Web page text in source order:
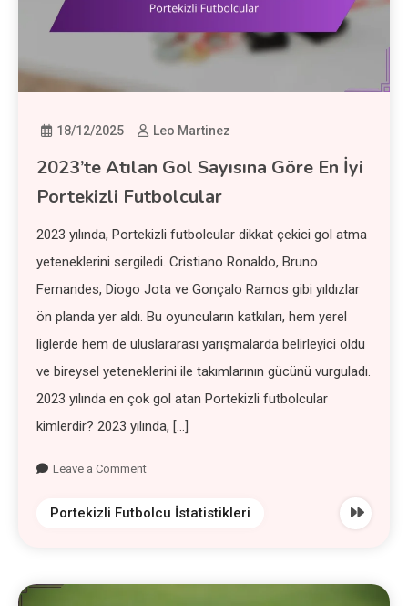
18/12/2025 Leo Martinez
2023’te Atılan Gol Sayısına Göre En İyi
Portekizli Futbolcular
2023 yılında, Portekizli futbolcular dikkat çekici gol atma
yeteneklerini sergiledi. Cristiano Ronaldo, Bruno
Fernandes, Diogo Jota ve Gonçalo Ramos gibi yıldızlar
ön planda yer aldı. Bu oyuncuların katkıları, hem yerel
liglerde hem de uluslararası yarışmalarda belirleyici oldu
ve bireysel yeteneklerini ile takımlarının gücünü vurguladı.
2023 yılında en çok gol atan Portekizli futbolcular
kimlerdir? 2023 yılında, […]
Leave a Comment
Portekizli Futbolcu İstatistikleri